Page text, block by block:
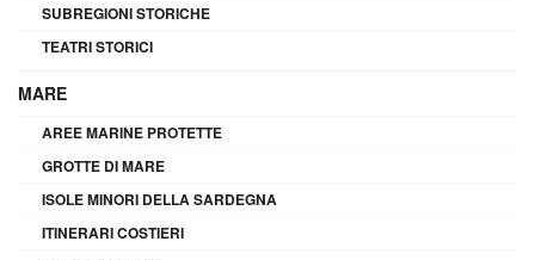
SUBREGIONI STORICHE
TEATRI STORICI
MARE
AREE MARINE PROTETTE
GROTTE DI MARE
ISOLE MINORI DELLA SARDEGNA
ITINERARI COSTIERI